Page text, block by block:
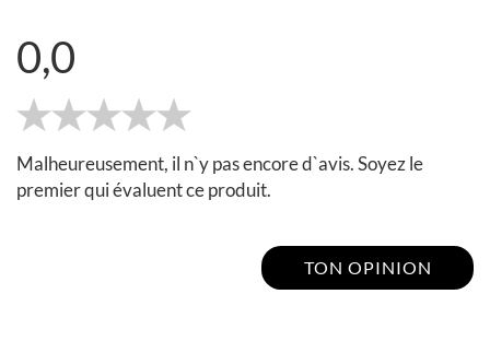
0,0
Malheureusement, il n`y pas encore d`avis. Soyez le
premier qui évaluent ce produit.
TON OPINION